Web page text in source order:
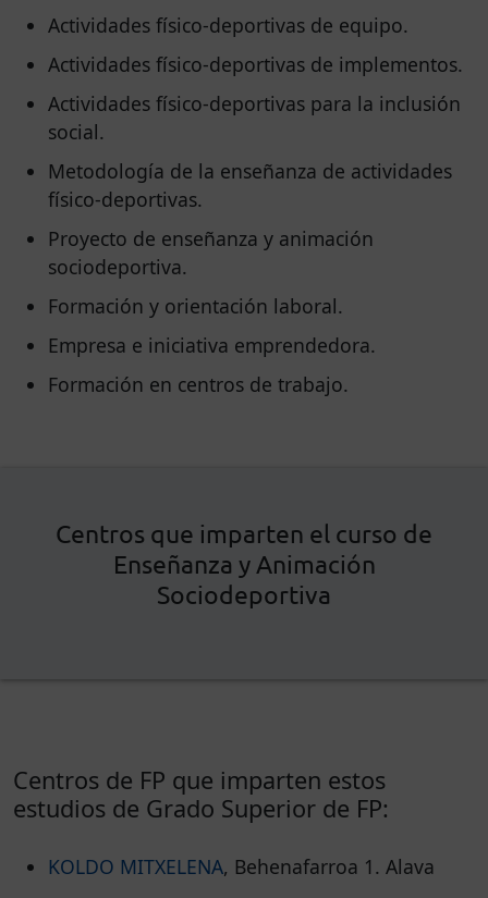
Actividades físico-deportivas de equipo.
Actividades físico-deportivas de implementos.
Actividades físico-deportivas para la inclusión
social.
Metodología de la enseñanza de actividades
físico-deportivas.
Proyecto de enseñanza y animación
sociodeportiva.
Formación y orientación laboral.
Empresa e iniciativa emprendedora.
Formación en centros de trabajo.
Centros que imparten el curso de
Enseñanza y Animación
Sociodeportiva
Centros de FP que imparten estos
estudios de Grado Superior de FP:
KOLDO MITXELENA, Behenafarroa 1. Alava